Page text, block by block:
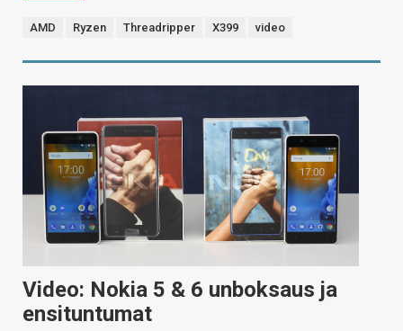
AMD Ryzen Threadripper X399 video
Video: Nokia 5 & 6 unboksaus ja
ensituntumat